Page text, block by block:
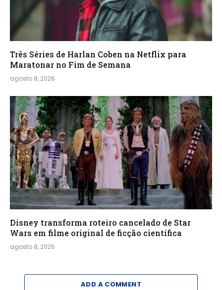
Três Séries de Harlan Coben na Netflix para
Maratonar no Fim de Semana
agosto 8, 2026
Disney transforma roteiro cancelado de Star
Wars em filme original de ficção científica
agosto 8, 2026
ADD A COMMENT